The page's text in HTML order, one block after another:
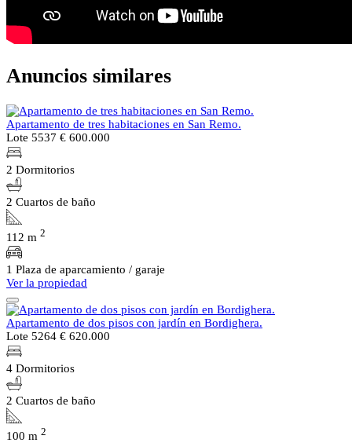
Anuncios similares
Apartamento de tres habitaciones en San Remo.
Lote 5537 € 600.000
2 Dormitorios
2 Cuartos de baño
112 m 2
1 Plaza de aparcamiento / garaje
Ver la propiedad
Apartamento de dos pisos con jardín en Bordighera.
Lote 5264 € 620.000
4 Dormitorios
2 Cuartos de baño
100 m 2